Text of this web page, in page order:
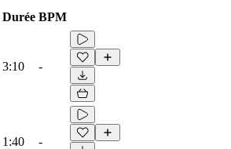
Durée BPM
3:10 -
1:40 -